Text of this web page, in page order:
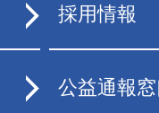
採用情報
公益通報